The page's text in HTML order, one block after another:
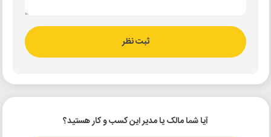
ثبت نظر
آیا شما مالک یا مدیر این کسب و کار هستید؟